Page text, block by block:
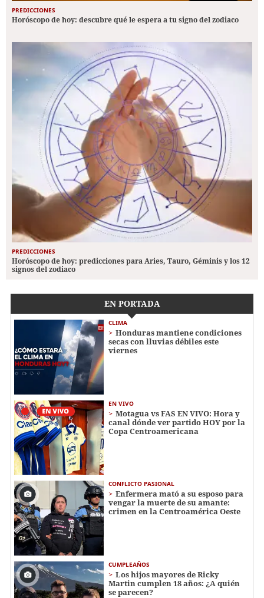
PREDICCIONES
Horóscopo de hoy: descubre qué le espera a tu signo del zodiaco
PREDICCIONES
Horóscopo de hoy: predicciones para Aries, Tauro, Géminis y los 12
signos del zodiaco
EN PORTADA
CLIMA
Honduras mantiene condiciones
secas con lluvias débiles este
viernes
EN VIVO
Motagua vs FAS EN VIVO: Hora y
canal dónde ver partido HOY por la
Copa Centroamericana
CONFLICTO PASIONAL
Enfermera mató a su esposo para
vengar la muerte de su amante:
crimen en la Centroamérica Oeste
CUMPLEAÑOS
Los hijos mayores de Ricky
Martin cumplen 18 años: ¿A quién
se parecen?